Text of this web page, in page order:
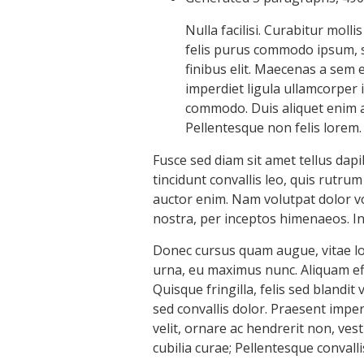
Nulla facilisi. Curabitur
felis purus commodo ipsum,
finibus elit. Maecenas a
imperdiet ligula ullamcorper
commodo. Duis aliquet enim
Pellentesque non felis lorem.
Fusce sed diam sit amet tellus
tincidunt convallis leo, quis
auctor enim. Nam volutpat dolor
nostra, per inceptos himenaeos.
Donec cursus quam augue, vitae
urna, eu maximus nunc. Aliquam
Quisque fringilla, felis sed
sed convallis dolor. Praesent
velit, ornare ac hendrerit non,
cubilia curae; Pellentesque